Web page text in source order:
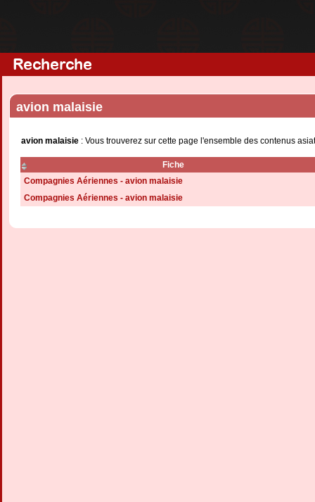
Recherche
avion malaisie
avion malaisie : Vous trouverez sur cette page l'ensemble des contenus
Fiche
Compagnies Aériennes - avion malaisie
Compagnies Aériennes - avion malaisie